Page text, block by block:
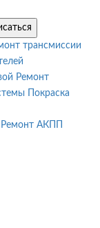
трансмиссии
Ремонт
Покраска
Ремонт АКПП